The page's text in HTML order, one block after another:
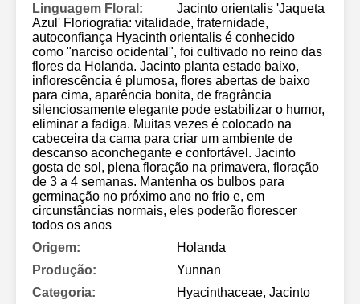
Linguagem Floral:
Jacinto orientalis 'Jaqueta
Azul' Floriografia: vitalidade, fraternidade,
autoconfiança Hyacinth orientalis é conhecido
como "narciso ocidental", foi cultivado no reino das
flores da Holanda. Jacinto planta estado baixo,
inflorescência é plumosa, flores abertas de baixo
para cima, aparência bonita, de fragrância
silenciosamente elegante pode estabilizar o humor,
eliminar a fadiga. Muitas vezes é colocado na
cabeceira da cama para criar um ambiente de
descanso aconchegante e confortável. Jacinto
gosta de sol, plena floração na primavera, floração
de 3 a 4 semanas. Mantenha os bulbos para
germinação no próximo ano no frio e, em
circunstâncias normais, eles poderão florescer
todos os anos
Origem:
Holanda
Produção:
Yunnan
Categoria:
Hyacinthaceae, Jacinto